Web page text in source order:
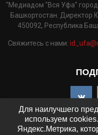
"Медиадом "Вся Уфа"
Башкортостан. Директор
450092, Республика
Свяжитесь с нами:
Для наилучшего
используем
Яндекс.Метрика,